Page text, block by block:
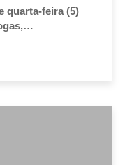
quarta-feira (5)